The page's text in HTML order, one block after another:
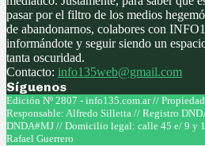
pasar por el filtro de los medios
de abandonarnos, colabores con
informándote y seguir siendo un
tanta oscuridad.
Contacto: info135web@gmail.com
Síguenos
Facebook
Twitter
Instagram
Youtube
Edición Nº 2807 - info135.com.ar //
Responsable: Alfredo Silletta // Registro
DNDA#MJ // Domicilio legal: calle 45 e/ 9 y
Rafael Guerrero